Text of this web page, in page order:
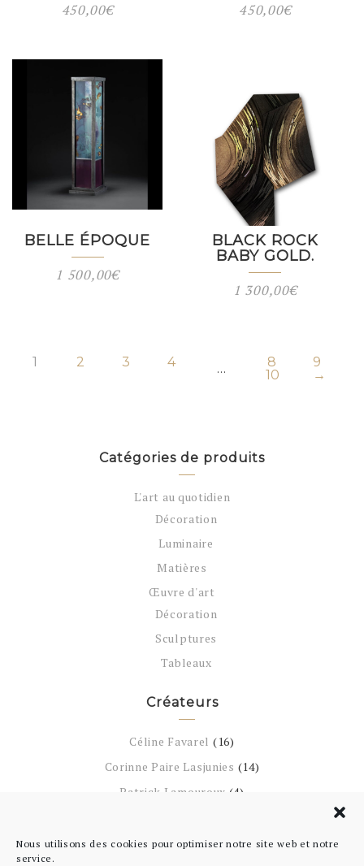
Nous utilisons des cookies pour optimiser notre site web et notre
service.
450,00€
450,00€
BELLE ÉPOQUE
1 500,00€
BLACK ROCK
BABY GOLD.
1 300,00€
1 2 3 4 … 8
9
10
→
Catégories de produits
L'art au quotidien
Décoration
Luminaire
Matières
Œuvre d'art
Décoration
Sculptures
Tableaux
Créateurs
Céline Favarel (16)
Corinne Paire Lasjunies (14)
Patrick Lamouroux (4)
Sklaerenn Imbeaud (52)